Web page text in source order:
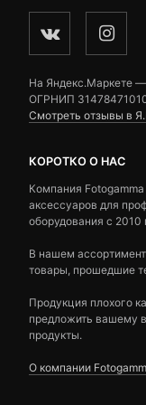
На Яндекс.Маркете
ОГРНИП
Смотреть отзывы в
КОРОТКО О НАС
Компания
аксессуаров для
оборудования с 2010
В нашем
товары, прошедшие
Продукция плохого
предложить вашему
продукты.
О компании